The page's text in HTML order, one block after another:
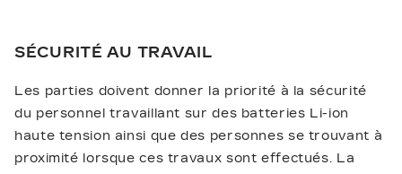
SÉCURITÉ AU TRAVAIL
Les parties doivent donner la priorité à la sécurité
du personnel travaillant sur des batteries Li-ion
haute tension ainsi que des personnes se trouvant à
proximité lorsque ces travaux sont effectués. La